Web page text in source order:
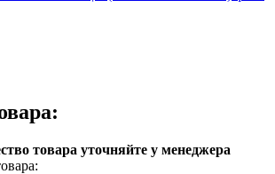
товара уточняйте у менеджера